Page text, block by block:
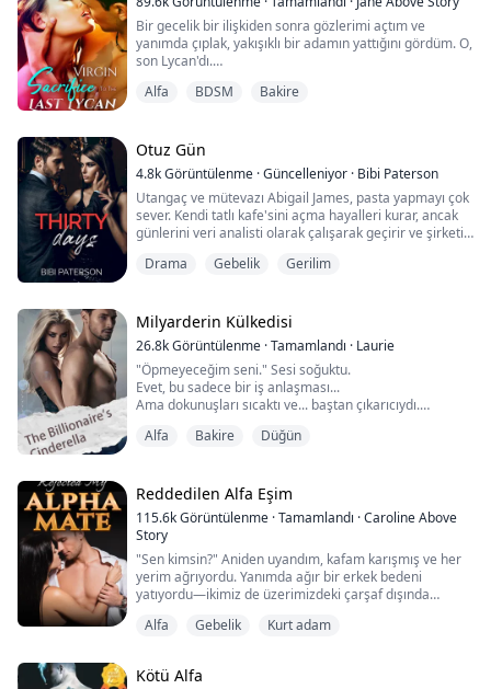
Bir gecelik bir ilişkiden sonra gözlerimi açtım ve
yanımda çıplak, yakışıklı bir adamın yattığını gördüm. O,
son Lycan'dı.
Söylentilere göre, son Lycan her dolunayda deliye
Her sürü, son Lycan'a kurban vermek için bakireler
gönderiyordu ve ben seçilen kişiydim.
O uyanmadan sessizce kaçtım.
Ama garip olan, kurt...
Alfa BDSM Bakire
Otuz Gün
4.8kGörüntülenme ·Güncelleniyor · Bibi Paterson
Utangaç ve mütevazı Abigail James, pasta yapmayı çok
sever. Kendi tatlı kafe'sini açma hayalleri kurar, ancak
günlerini veri analisti olarak çalışarak geçirir ve şirketin
International'ın gizemli sahibi Taylor Hudson, Abby'nin
olan geç...
Drama Gebelik Gerilim
Milyarderin Külkedisi
26.8kGörüntülenme ·Tamamlandı · Laurie
"Öpmeyeceğim seni." Sesi soğuktu.
Evet, bu sadece bir iş anlaşması...
Ama dokunuşları sıcaktı ve... baştan çıkarıcıydı.
öğrencisi. Üvey annesi Jane ve üvey kız kardeşi Anna
tarafından kötü muamele görmüş ve işkenceye maruz
kalmıştı. Hayatındaki tek umut, ona dünyanın en mutlu
kadını yapacağına söz veren pr...
Alfa Bakire Düğün
Reddedilen Alfa Eşim
115.6kGörüntülenme ·Tamamlandı ·Caroline Above
Story
"Sen kimsin?" Aniden uyandım, kafam karışmış ve her
yerim ağrıyordu. Yanımda ağır bir erkek bedeni
yatıyordu—ikimiz de üzerimizdeki çarşaf dışında
buraya geldiğimi hatırlamaya çalışıyordum. Çarşafı
Alfa Gebelik Kurt adam
Kötü Alfa